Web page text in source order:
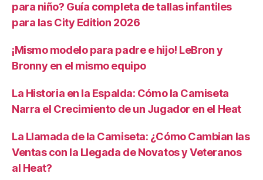
para niño? Guía completa de tallas infantiles
para las City Edition 2026
¡Mismo modelo para padre e hijo! LeBron y
Bronny en el mismo equipo
La Historia en la Espalda: Cómo la Camiseta
Narra el Crecimiento de un Jugador en el Heat
La Llamada de la Camiseta: ¿Cómo Cambian las
Ventas con la Llegada de Novatos y Veteranos
al Heat?